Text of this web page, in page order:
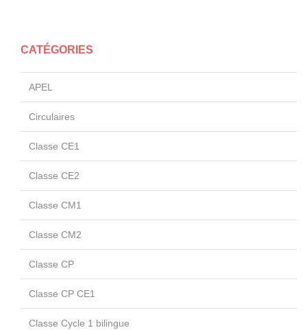
CATÉGORIES
APEL
Circulaires
Classe CE1
Classe CE2
Classe CM1
Classe CM2
Classe CP
Classe CP CE1
Classe Cycle 1 bilingue